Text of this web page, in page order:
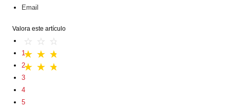
Email
Valora este artículo
1
2
3
4
5